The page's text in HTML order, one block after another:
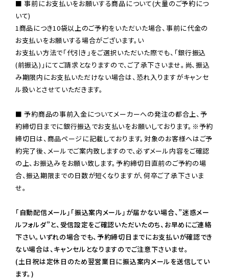
■ 事前にお支払いをお願いする商品について(大量のご予約につ
いて)
1商品につき10袋以上のご予約をいただいた場合、事前に代金の
お支払いをお願いする場合がございます。い
お支払い方法で「代引き」をご選択いただいた際でも、「銀行振込
(前振込)」にてご請求となりますので、ご了承下さいませ。尚、振込
み期限内にお支払いただけない場合は、恐れ入りますがキャンセ
ル扱いとさせていただきます。
■ 予約商品の事前入金についてメーカーへの発注の都合上、予
約締切日までに銀行振込でお支払いをお願いしております。※予約
締切日は、商品ページに記載しております。対象のお客様へはご予
約完了後、メールでご案内致しますので、必ずメール内容をご確認
の上、お振込みをお願い致します。予約締切日直前のご予約の場
合、振込期限までの日数が短くなりますが、何卒ご了承下さいま
せ。
「自動配信メール」「振込案内メール」が届かない場合、”迷惑メー
ルフォルダ”と、受信設定をご確認いただいたのち、お早めにご連絡
下さい。いずれの場合でも、予約締切日までにお支払いが確認でき
ない場合は、キャンセルとなりますのでご注意下さいませ。
(土日祝は定休日のため翌営業日に振込案内メールを送信してい
ます。)